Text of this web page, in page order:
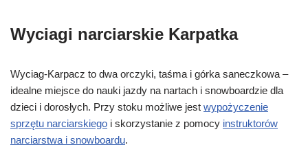
Wyciagi narciarskie Karpatka
Wyciag-Karpacz to dwa orczyki, taśma i górka saneczkowa –
idealne miejsce do nauki jazdy na nartach i snowboardzie dla
dzieci i dorosłych. Przy stoku możliwe jest wypożyczenie
sprzętu narciarskiego i skorzystanie z pomocy instruktorów
narciarstwa i snowboardu.